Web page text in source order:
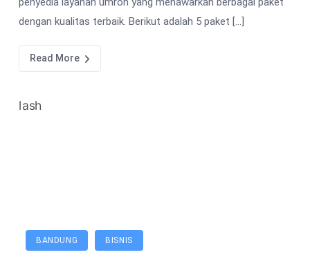
dengan kualitas terbaik. Berikut adalah 5 paket […]
Read More
BANDUNG BISNIS